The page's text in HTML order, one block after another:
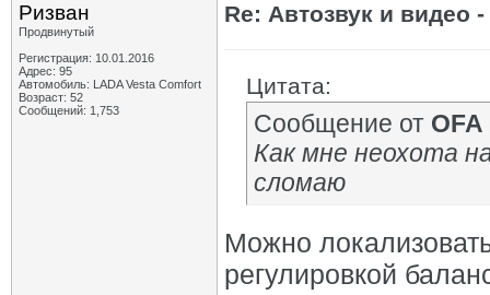
Ризван
Продвинутый
Регистрация: 10.01.2016
Адрес: 95
Автомобиль: LADA Vesta Сomfort
Возраст: 52
Сообщений: 1,753
Re: Автозвук и видео -
Цитата:
Сообщение от OFA
Как мне неохота
сломаю
Можно
регулировкой